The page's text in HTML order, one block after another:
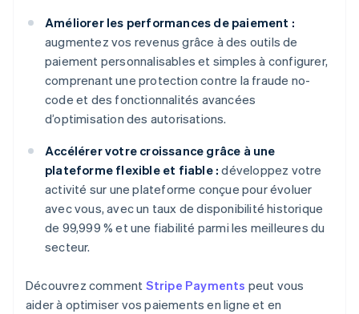
Améliorer les performances de paiement :
augmentez vos revenus grâce à des outils de
paiement personnalisables et simples à configurer,
comprenant une protection contre la fraude no-
code et des fonctionnalités avancées
d’optimisation des autorisations.
Accélérer votre croissance grâce à une
plateforme flexible et fiable : développez votre
activité sur une plateforme conçue pour évoluer
avec vous, avec un taux de disponibilité historique
de 99,999 % et une fiabilité parmi les meilleures du
secteur.
Découvrez comment Stripe Payments peut vous
aider à optimiser vos paiements en ligne et en